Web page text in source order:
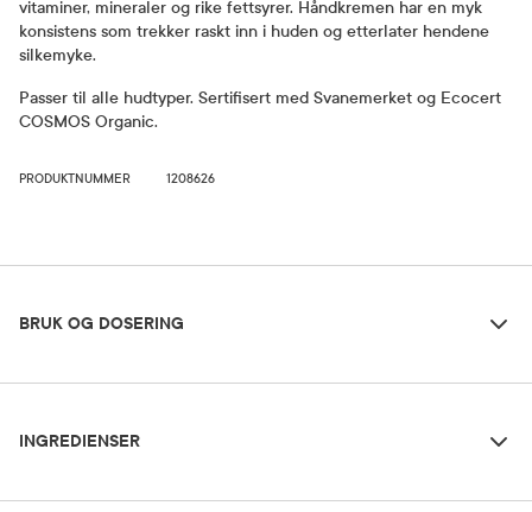
vitaminer, mineraler og rike fettsyrer. Håndkremen har en myk
konsistens som trekker raskt inn i huden og etterlater hendene
silkemyke.
Passer til alle hudtyper. Sertifisert med Svanemerket og Ecocert
COSMOS Organic.
PRODUKTNUMMER 1208626
BRUK OG DOSERING
Påføres på hendene ved behov.
INGREDIENSER